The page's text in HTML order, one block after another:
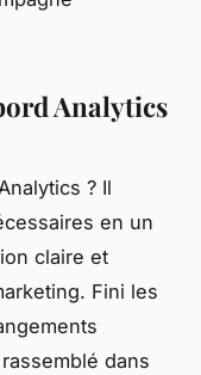
Analytics
? Il
en un
claire et
Fini les
dans